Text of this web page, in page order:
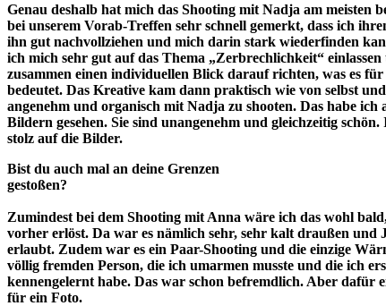
Genau deshalb hat mich das Shooting mit Nadja am meisten
bei unserem Vorab-Treffen sehr schnell gemerkt, dass ich
ihn gut nachvollziehen und mich darin stark wiederfinden
ich mich sehr gut auf das Thema „Zerbrechlichkeit“
zusammen einen individuellen Blick darauf richten, was es
bedeutet. Das Kreative kam dann praktisch wie von selbst
angenehm und organisch mit Nadja zu shooten. Das habe ich
Bildern gesehen. Sie sind unangenehm und gleichzeitig
stolz auf die Bilder.
Bist du auch mal an deine Grenzen
gestoßen?
Zumindest bei dem Shooting mit Anna wäre ich das wohl
vorher erlöst. Da war es nämlich sehr, sehr kalt draußen und
erlaubt. Zudem war es ein Paar-Shooting und die einzige
völlig fremden Person, die ich umarmen musste und die ich
kennengelernt habe. Das war schon befremdlich. Aber dafür
für ein Foto.